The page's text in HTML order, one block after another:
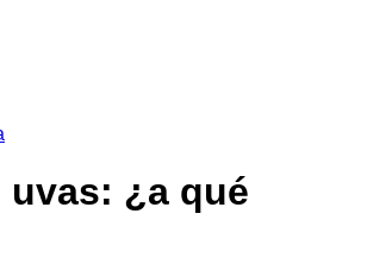
uvas: ¿a qué